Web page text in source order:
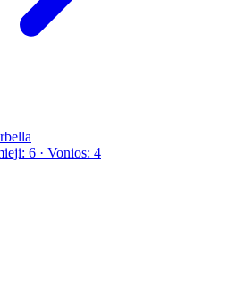
6 · Vonios: 4